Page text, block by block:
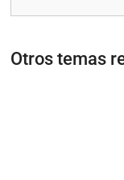
Otros temas